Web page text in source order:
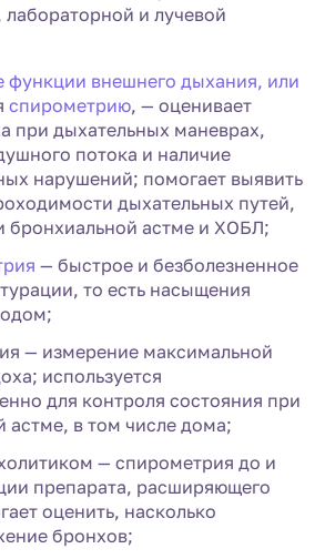
и лучевой
функции внешнего дыхания, или
спирометрию, — оценивает
при дыхательных маневрах,
потока и наличие
нарушений; помогает выявить
дыхательных путей,
бронхиальной астме и ХОБЛ;
— быстрое и безболезненное
то есть насыщения
— измерение максимальной
используется
для контроля состояния при
астме, в том числе дома;
— спирометрия до и
препарата, расширяющего
оценить, насколько
бронхов;